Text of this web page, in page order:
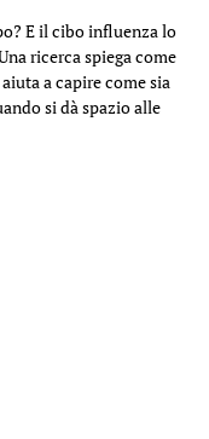
E il cibo influenza lo
ricerca spiega come
a capire come sia
si dà spazio alle